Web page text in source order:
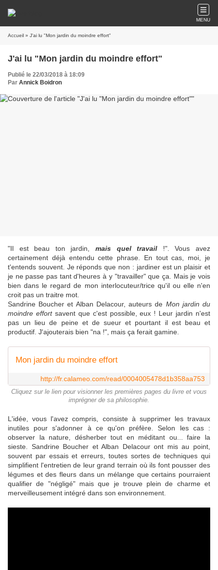
MENU
Accueil » J'ai lu "Mon jardin du moindre effort"
J'ai lu "Mon jardin du moindre effort"
Publié le 22/03/2018 à 18:09
Par Annick Boidron
"Il est beau ton jardin, mais quel travail !". Vous avez
certainement déjà entendu cette phrase. En tout cas, moi, je
t'entends souvent. Je réponds que non : jardiner est un plaisir et
je ne passe pas tant d'heures à y "travailler" que ça. Mais je vois
bien dans le regard de mon interlocuteur/trice qu'il ou elle n'en
croit pas un traitre mot.
Sandrine Boucher et Alban Delacour, auteurs de Mon jardin du
moindre effortsavent que c'est possible, eux ! Leur jardin n'est
pas un lieu de peine et de sueur et pourtant il est beau et
productif. J'ajouterais bien "na !", mais ça ferait gamine.
Mon jardin du moindre effort
http://fr.calameo.com/read/0004005478d1b358aa753
Cliquez sur le lien pour visionner les premières pages du livre et vous
imprégner de sa philosophie.
L'idée, vous l'avez compris, consiste à supprimer les travaux
inutiles pour s'adonner à ce qu'on préfère. Selon les cas :
observer la nature, désherber tout en méditant ou... faire la
sieste. Sandrine Boucher et Alban Delacour ont mis au point,
souvent par essais et erreurs, toutes sortes de techniques qui
simplifient l'entretien de leur grand terrain où ils font pousser des
légumes et des fleurs dans un mélange que certains pourraient
qualifier de "négligé" mais que je trouve plein de charme et
merveilleusement intégré dans son environnement.